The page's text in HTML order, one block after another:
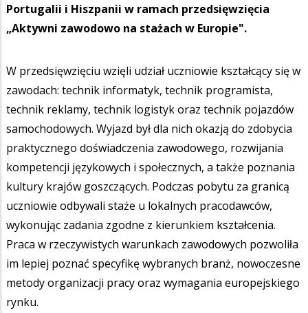
Portugalii i Hiszpanii w ramach przedsięwzięcia
„Aktywni zawodowo na stażach w Europie".
W przedsięwzięciu wzięli udział uczniowie kształcący się w
zawodach: technik informatyk, technik programista,
technik reklamy, technik logistyk oraz technik pojazdów
samochodowych. Wyjazd był dla nich okazją do zdobycia
praktycznego doświadczenia zawodowego, rozwijania
kompetencji językowych i społecznych, a także poznania
kultury krajów goszczących. Podczas pobytu za granicą
uczniowie odbywali staże u lokalnych pracodawców,
wykonując zadania zgodne z kierunkiem kształcenia.
Praca w rzeczywistych warunkach zawodowych pozwoliła
im lepiej poznać specyfikę wybranych branż, nowoczesne
metody organizacji pracy oraz wymagania europejskiego
rynku.